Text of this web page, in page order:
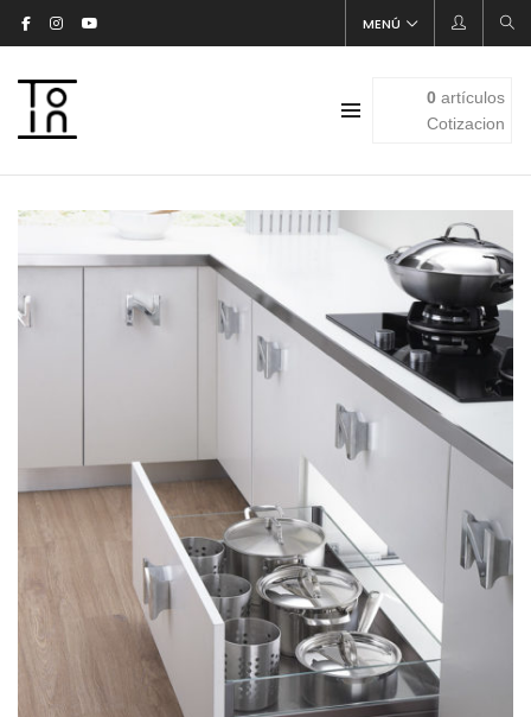
MENÚ
0artículos
Cotizacion